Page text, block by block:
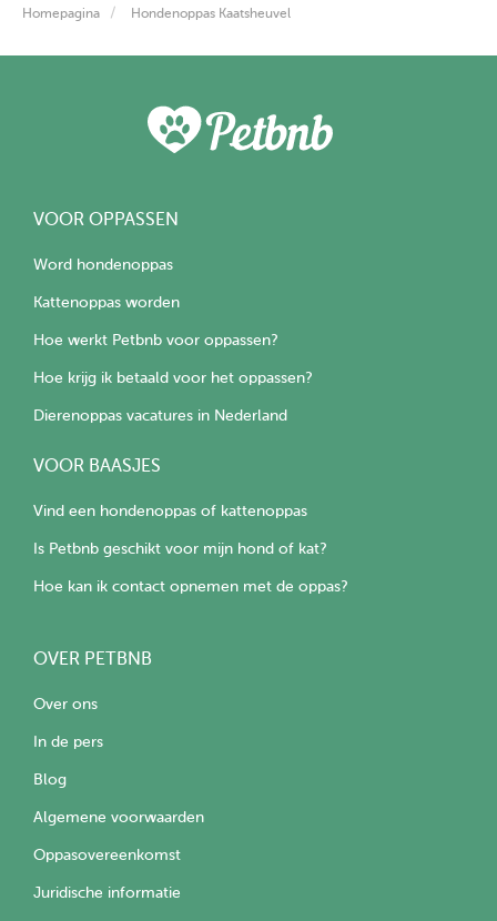
Homepagina Hondenoppas Kaatsheuvel
VOOR OPPASSEN
Word hondenoppas
Kattenoppas worden
Hoe werkt Petbnb voor oppassen?
Hoe krijg ik betaald voor het oppassen?
Dierenoppas vacatures in Nederland
VOOR BAASJES
Vind een hondenoppas of kattenoppas
Is Petbnb geschikt voor mijn hond of kat?
Hoe kan ik contact opnemen met de oppas?
OVER PETBNB
Over ons
In de pers
Blog
Algemene voorwaarden
Oppasovereenkomst
Juridische informatie